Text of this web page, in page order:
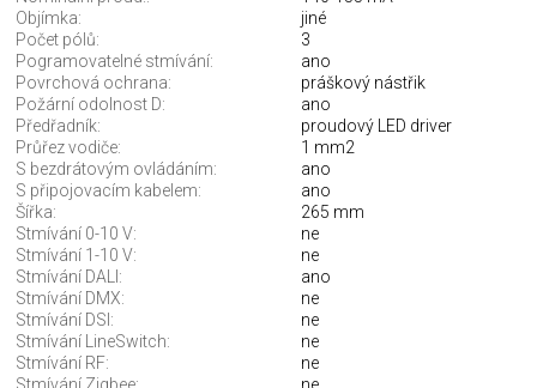
Objímka:
jiné
Počet pólů:
3
Pogramovatelné stmívání:
ano
Povrchová ochrana:
práškový nástřik
Požární odolnost D:
ano
Předřadník:
proudový LED driver
Průřez vodiče:
1 mm2
S bezdrátovým ovládáním:
ano
S připojovacím kabelem:
ano
Šířka:
265 mm
Stmívání 0-10 V:
ne
Stmívání 1-10 V:
ne
Stmívání DALI:
ano
Stmívání DMX:
ne
Stmívání DSI:
ne
Stmívání LineSwitch:
ne
Stmívání RF:
ne